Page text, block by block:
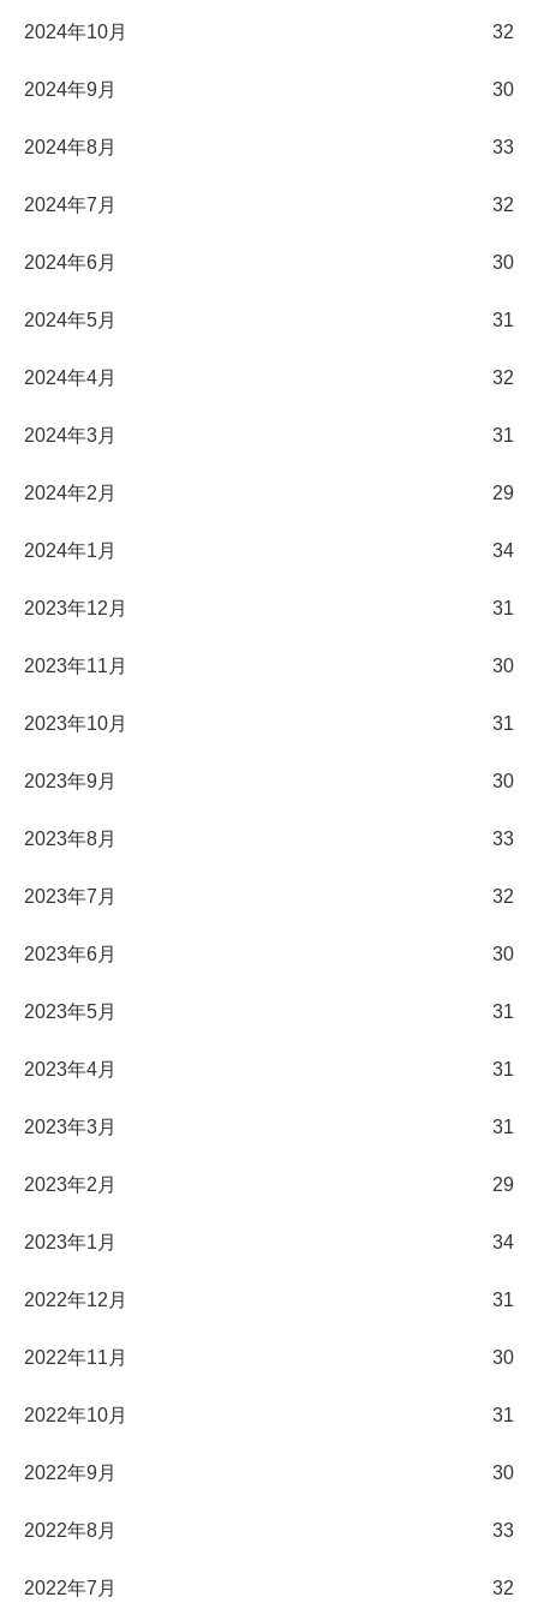
2024年10月 32
2024年9月 30
2024年8月 33
2024年7月 32
2024年6月 30
2024年5月 31
2024年4月 32
2024年3月 31
2024年2月 29
2024年1月 34
2023年12月 31
2023年11月 30
2023年10月 31
2023年9月 30
2023年8月 33
2023年7月 32
2023年6月 30
2023年5月 31
2023年4月 31
2023年3月 31
2023年2月 29
2023年1月 34
2022年12月 31
2022年11月 30
2022年10月 31
2022年9月 30
2022年8月 33
2022年7月 32